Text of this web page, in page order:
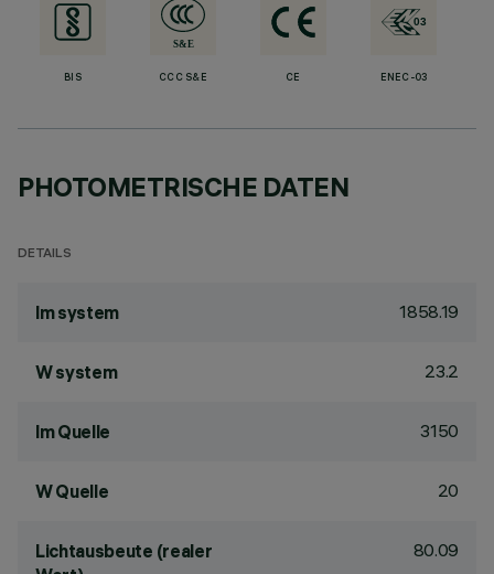
BIS CCC S&E CE ENEC-03
PHOTOMETRISCHE DATEN
DETAILS
lm system 1858.19
W system 23.2
lm Quelle 3150
W Quelle 20
Lichtausbeute (realer
80.09